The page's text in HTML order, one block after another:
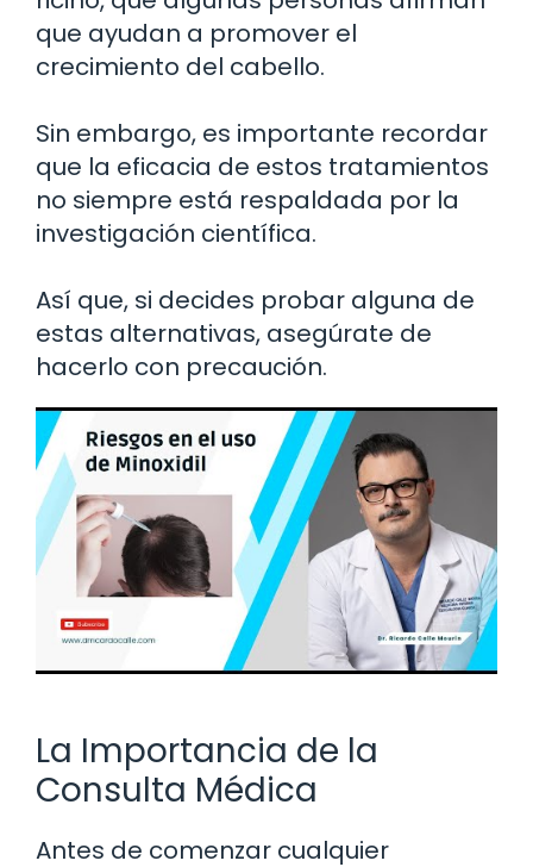
que ayudan a promover el
crecimiento del cabello.
Sin embargo, es importante recordar
que la eficacia de estos tratamientos
no siempre está respaldada por la
investigación científica.
Así que, si decides probar alguna de
estas alternativas, asegúrate de
hacerlo con precaución.
La Importancia de la
Consulta Médica
Antes de comenzar cualquier